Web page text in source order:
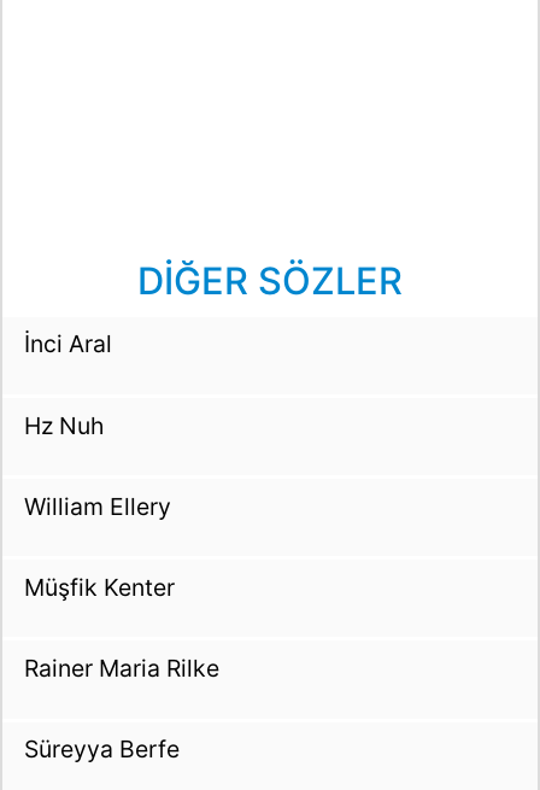
DİĞER SÖZLER
İnci Aral
Hz Nuh
William Ellery
Müşfik Kenter
Rainer Maria Rilke
Süreyya Berfe